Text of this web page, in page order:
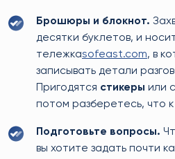
Брошюры и блокнот.
десятки буклетов, и
тележкаsofeast.com, в
записывать детали
Пригодятся стикеры или
потом разберетесь, что
Подготовьте вопросы.
вы хотите задать почти